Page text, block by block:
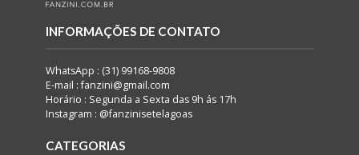
INFORMAÇÕES DE CONTATO
WhatsApp : (31) 99168-9808
E-mail : fanzini@gmail.com
Horário : Segunda a Sexta das 9h ás 17h
Instagram : @fanzinisetelagoas
CATEGORIAS